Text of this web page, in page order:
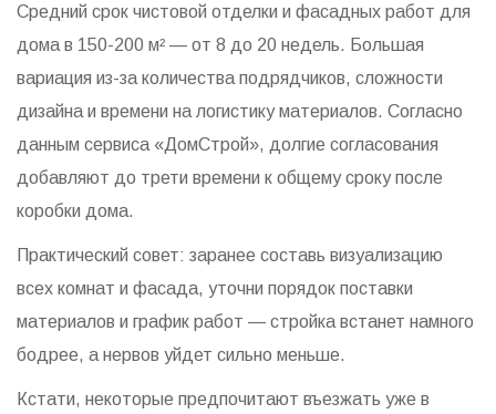
Средний срок чистовой отделки и фасадных работ для
дома в 150-200 м² — от 8 до 20 недель. Большая
вариация из-за количества подрядчиков, сложности
дизайна и времени на логистику материалов. Согласно
данным сервиса «ДомСтрой», долгие согласования
добавляют до трети времени к общему сроку после
коробки дома.
Практический совет: заранее составь визуализацию
всех комнат и фасада, уточни порядок поставки
материалов и график работ — стройка встанет намного
бодрее, а нервов уйдет сильно меньше.
Кстати, некоторые предпочитают въезжать уже в